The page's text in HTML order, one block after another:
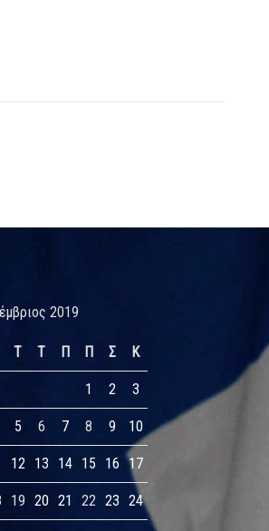
2019
Τ Τ Π Π Σ Κ
1 2 3
5 6 7 8 9 10
12 13 14 15 16 17
19 20 21 22 23 24